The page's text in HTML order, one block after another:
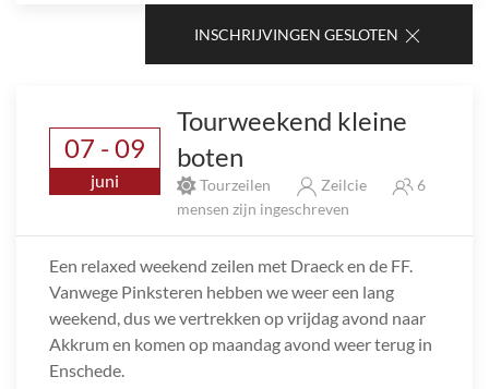
INSCHRIJVINGEN GESLOTEN
07 - 09
juni
Tourweekend kleine
boten
Tourzeilen Zeilcie
6
mensen zijn ingeschreven
Een relaxed weekend zeilen met Draeck en de FF.
Vanwege Pinksteren hebben we weer een lang
weekend, dus we vertrekken op vrijdag avond naar
Akkrum en komen op maandag avond weer terug in
Enschede.